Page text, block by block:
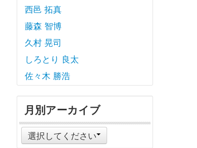
西邑 拓真
藤森 智博
久村 晃司
しろとり 良太
佐々木 勝浩
月別アーカイブ
選択してください